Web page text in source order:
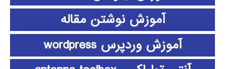
آموزش نوشتن مقاله
آموزش وردپرس wordpress